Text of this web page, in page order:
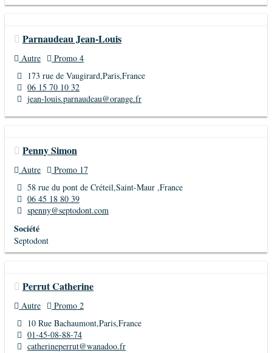
Parnaudeau Jean-Louis
Autre
Promo 4
173 rue de Vaugirard,Paris,France
06 15 70 10 32
jean-louis.parnaudeau@orange.fr
Penny Simon
Autre
Promo 17
58 rue du pont de Créteil,Saint-Maur ,France
06 45 18 80 39
spenny@septodont.com
Société
Septodont
Perrut Catherine
Autre
Promo 2
10 Rue Bachaumont,Paris,France
01-45-08-88-74
catherineperrut@wanadoo.fr